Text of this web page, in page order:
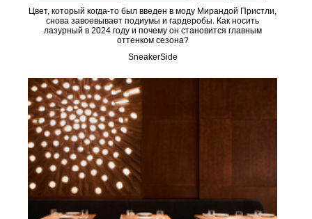
Цвет, который когда-то был введен в моду Мирандой Пристли,
снова завоевывает подиумы и гардеробы. Как носить
лазурный в 2024 году и почему он становится главным
оттенком сезона?
SneakerSide